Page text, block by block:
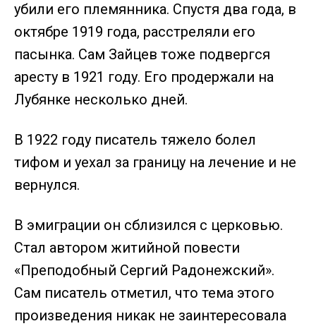
убили его племянника. Спустя два года, в
октябре 1919 года, расстреляли его
пасынка. Сам Зайцев тоже подвергся
аресту в 1921 году. Его продержали на
Лубянке несколько дней.
В 1922 году писатель тяжело болел
тифом и уехал за границу на лечение и не
вернулся.
В эмиграции он сблизился с церковью.
Стал автором житийной повести
«Преподобный Сергий Радонежский».
Сам писатель отметил, что тема этого
произведения никак не заинтересовала